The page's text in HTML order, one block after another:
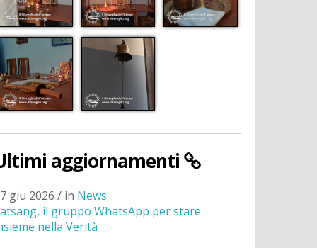
aggiornamenti
giu 2026 / in News
il gruppo WhatsApp per stare
nella Verità